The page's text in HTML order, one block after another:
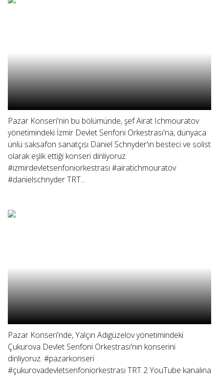
Pazar Konseri'nin bu bölümünde, şef Airat Ichmouratov
yönetimindeki İzmir Devlet Senfoni Orkestrası'na, dünyaca
ünlü saksafon sanatçısı Daniel Schnyder'ın besteci ve solist
olarak eşlik ettiği konseri dinliyoruz.
#izmirdevletsenfoniorkestrası #airatichmouratov
#danielschnyder TRT...
Pazar Konseri'nde, Yalçın Adıgüzelov yönetimindeki
Çukurova Devlet Senfoni Orkestrası'nın konserini
dinliyoruz. #pazarkonseri
#çukurovadevletsenfoniorkestrası TRT 2 YouTube kanalına